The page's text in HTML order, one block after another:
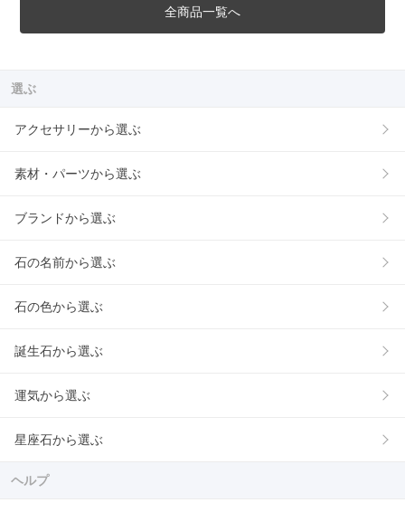
全商品一覧へ
選ぶ
アクセサリーから選ぶ
素材・パーツから選ぶ
ブランドから選ぶ
石の名前から選ぶ
石の色から選ぶ
誕生石から選ぶ
運気から選ぶ
星座石から選ぶ
ヘルプ